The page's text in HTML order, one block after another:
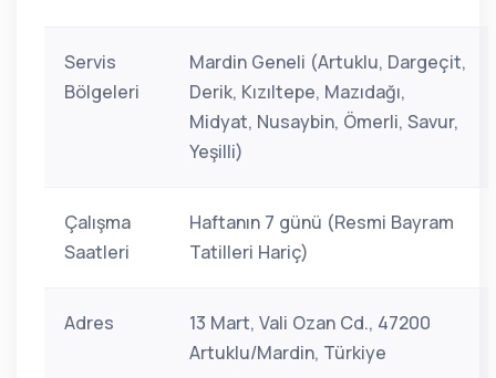
Servis
Bölgeleri
Mardin Geneli (Artuklu, Dargeçit,
Derik, Kızıltepe, Mazıdağı,
Midyat, Nusaybin, Ömerli, Savur,
Yeşilli)
Çalışma
Saatleri
Haftanın 7 günü (Resmi Bayram
Tatilleri Hariç)
Adres
13 Mart, Vali Ozan Cd., 47200
Artuklu/Mardin, Türkiye